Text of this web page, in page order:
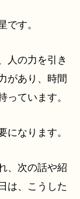
です。
人の力を引き
があり、時間
っています。
になります。
、次の話や紹
は、こうした